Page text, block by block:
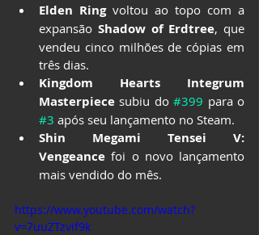
Elden Ring voltou ao topo com a
expansão Shadow of Erdtree, que
vendeu cinco milhões de cópias em
três dias.
Kingdom Hearts Integrum
Masterpiece subiu do #399
#3 após seu lançamento no Steam.
Shin Megami Tensei V:
Vengeance foi o novo lançamento
mais vendido do mês.
https://www.youtube.com/watch?
v=7uuZTzvif9k